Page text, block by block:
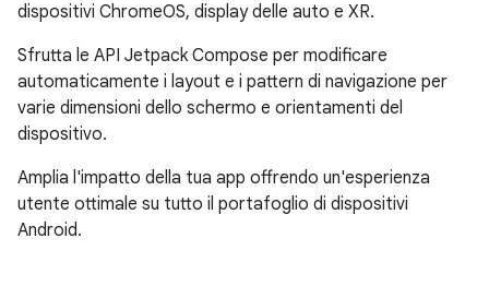
dispositivi ChromeOS, display delle auto e XR.
Sfrutta le API Jetpack Compose per modificare
automaticamente i layout e i pattern di navigazione per
varie dimensioni dello schermo e orientamenti del
dispositivo.
Amplia l'impatto della tua app offrendo un'esperienza
utente ottimale su tutto il portafoglio di dispositivi
Android.